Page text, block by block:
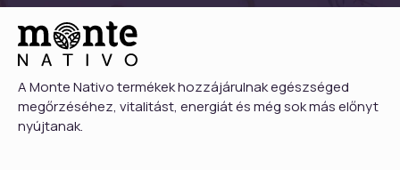
A Monte Nativo termékek hozzájárulnak egészséged
megőrzéséhez, vitalitást, energiát és még sok más előnyt
nyújtanak.